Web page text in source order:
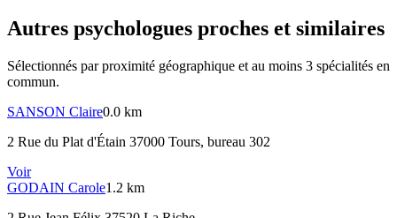
Autres psychologues proches et similaires
Sélectionnés par proximité géographique et au moins 3 spécialités en
commun.
SANSON Claire0.0 km
2 Rue du Plat d'Étain 37000 Tours, bureau 302
Voir
GODAIN Carole1.2 km